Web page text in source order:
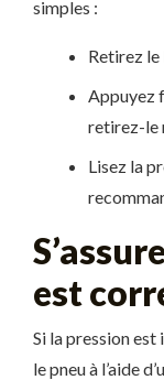
simples :
Retirez le
Appuyez
retirez-le
Lisez la
est
Si la pression
le pneu à l’aide